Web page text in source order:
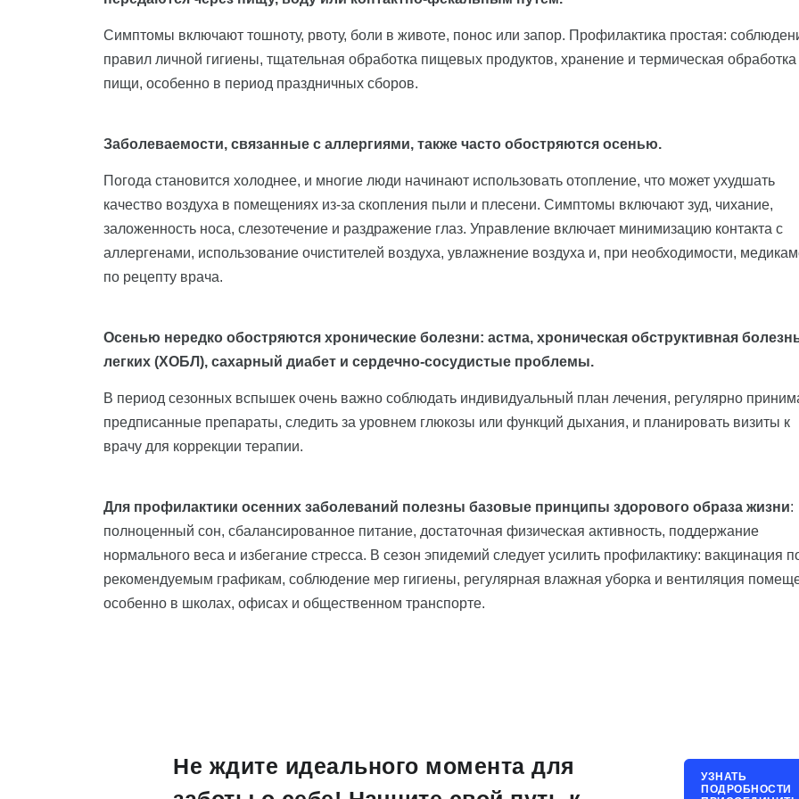
Симптомы включают тошноту, рвоту, боли в животе, понос или запор. Профилактика простая:
правил личной гигиены, тщательная обработка пищевых продуктов, хранение и термическая обработка
пищи, особенно в период праздничных сборов.
Заболеваемости, связанные с аллергиями, также часто обостряются осенью.
Погода становится холоднее, и многие люди начинают использовать отопление, что может ухудшать
качество воздуха в помещениях из-за скопления пыли и плесени. Симптомы включают зуд, чихание,
заложенность носа, слезотечение и раздражение глаз. Управление включает минимизацию контакта с
аллергенами, использование очистителей воздуха, увлажнение воздуха и, при необходимости,
по рецепту врача.
Осенью нередко обостряются хронические болезни: астма, хроническая обструктивная
легких (ХОБЛ), сахарный диабет и сердечно-сосудистые проблемы.
В период сезонных вспышек очень важно соблюдать индивидуальный план лечения, регулярно
предписанные препараты, следить за уровнем глюкозы или функций дыхания, и планировать визиты к
врачу для коррекции терапии.
Для профилактики осенних заболеваний полезны базовые принципы здорового образа жизни:
полноценный сон, сбалансированное питание, достаточная физическая активность, поддержание
нормального веса и избегание стресса. В сезон эпидемий следует усилить профилактику: вакцинация
рекомендуемым графикам, соблюдение мер гигиены, регулярная влажная уборка и вентиляция
особенно в школах, офисах и общественном транспорте.
Не ждите идеального момента для
УЗНАТЬ
ПОДРОБНОСТИ